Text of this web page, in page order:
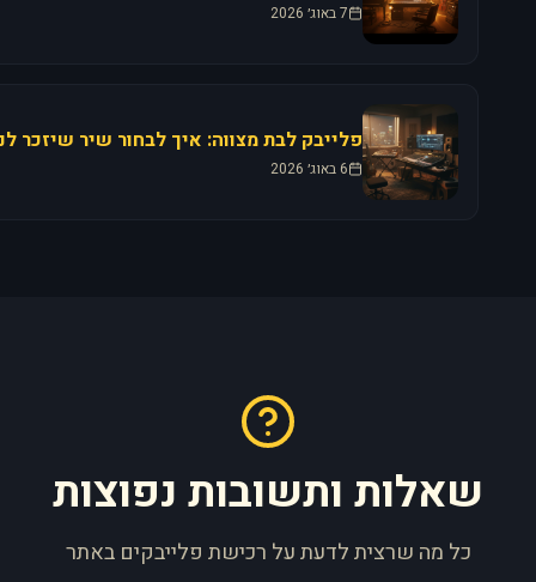
7 באוג׳ 2026
6 באוג׳ 2026
שאלות ותשובות נפוצות
כל מה שרצית לדעת על רכישת פלייבקים באתר